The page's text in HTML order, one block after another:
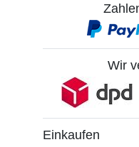
Zahlen
Wir
Einkaufen